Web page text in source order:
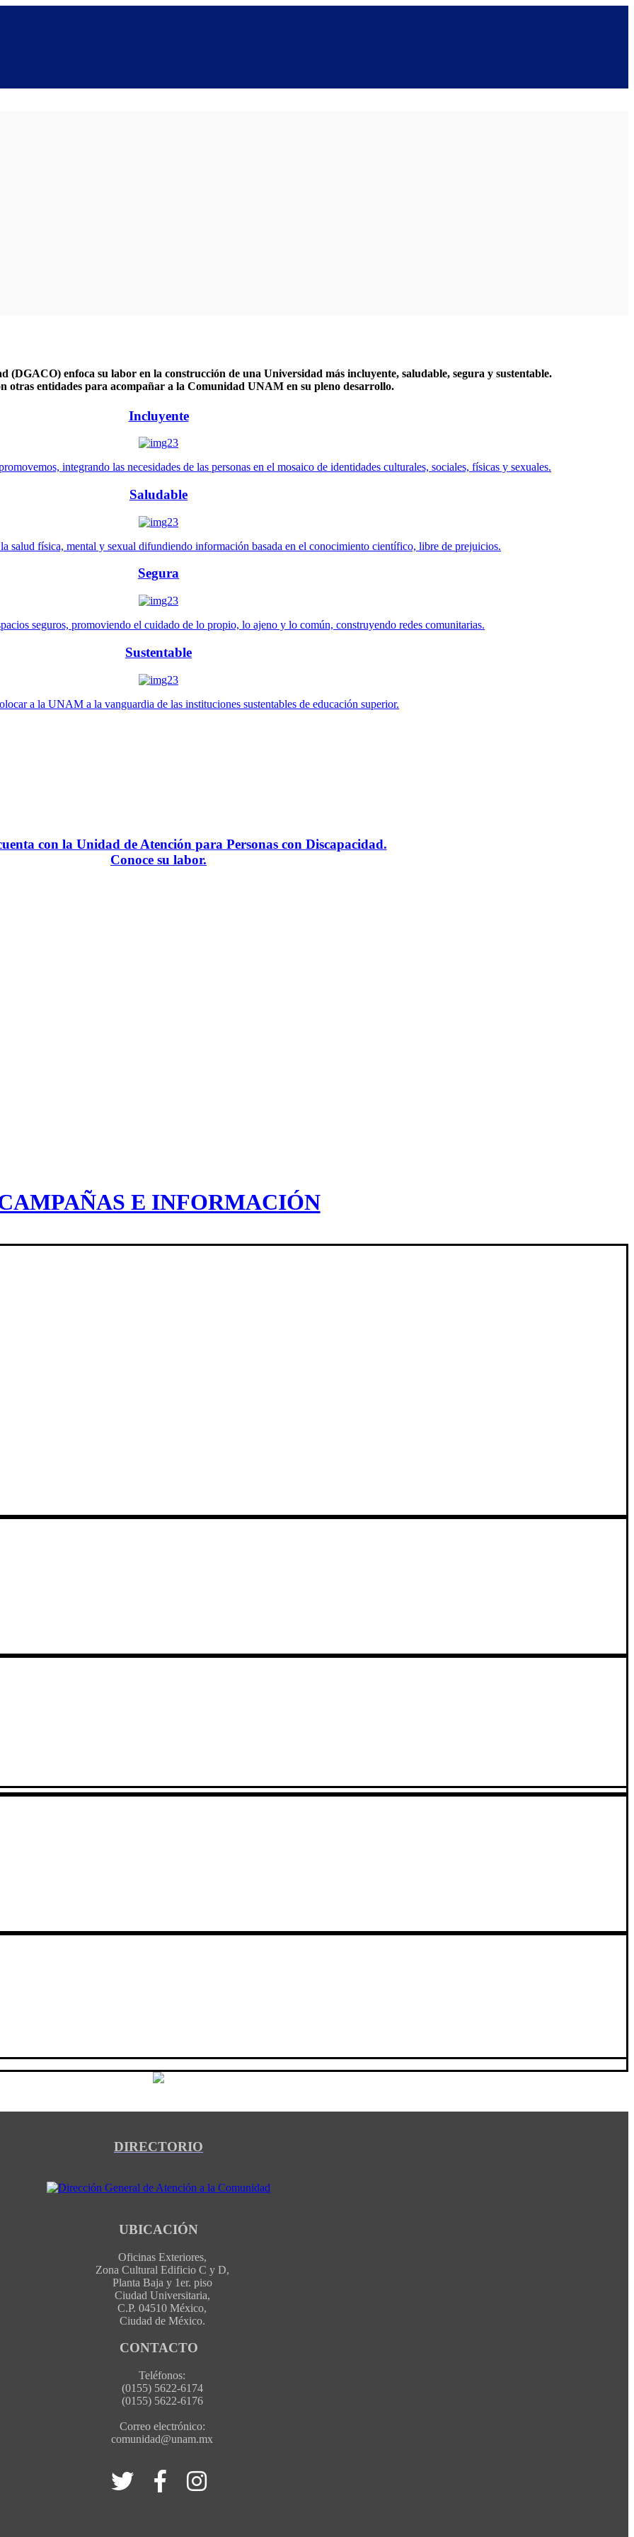
(DGACO) enfoca su labor en la construcción de una Universidad más incluyente, saludable, segura y sustentable.
otras entidades para acompañar a la Comunidad UNAM en su pleno desarrollo.
Incluyente
integrando las necesidades de las personas en el mosaico de identidades culturales, sociales, físicas y sexuales.
Saludable
salud física, mental y sexual difundiendo información basada en el conocimiento científico, libre de prejuicios.
Segura
seguros, promoviendo el cuidado de lo propio, lo ajeno y lo común, construyendo redes comunitarias.
Sustentable
a la UNAM a la vanguardia de las instituciones sustentables de educación superior.
con la Unidad de Atención para Personas con Discapacidad.
Conoce su labor.
E INFORMACIÓN
DIRECTORIO
UBICACIÓN
Oficinas Exteriores,
Zona Cultural Edificio C y D,
Planta Baja y 1er. piso
Ciudad Universitaria,
C.P. 04510 México,
Ciudad de México.
CONTACTO
Teléfonos:
(0155) 5622-6174
(0155) 5622-6176
Correo electrónico:
comunidad@unam.mx